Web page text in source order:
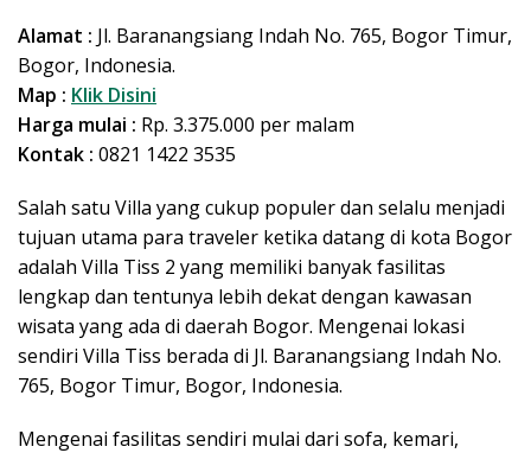
Alamat : Jl. Baranangsiang Indah No. 765, Bogor Timur,
Bogor, Indonesia.
Map : Klik Disini
Harga mulai : Rp. 3.375.000 per malam
Kontak : 0821 1422 3535
Salah satu Villa yang cukup populer dan selalu menjadi
tujuan utama para traveler ketika datang di kota Bogor
adalah Villa Tiss 2 yang memiliki banyak fasilitas
lengkap dan tentunya lebih dekat dengan kawasan
wisata yang ada di daerah Bogor. Mengenai lokasi
sendiri Villa Tiss berada di Jl. Baranangsiang Indah No.
765, Bogor Timur, Bogor, Indonesia.
Mengenai fasilitas sendiri mulai dari sofa, kemari,